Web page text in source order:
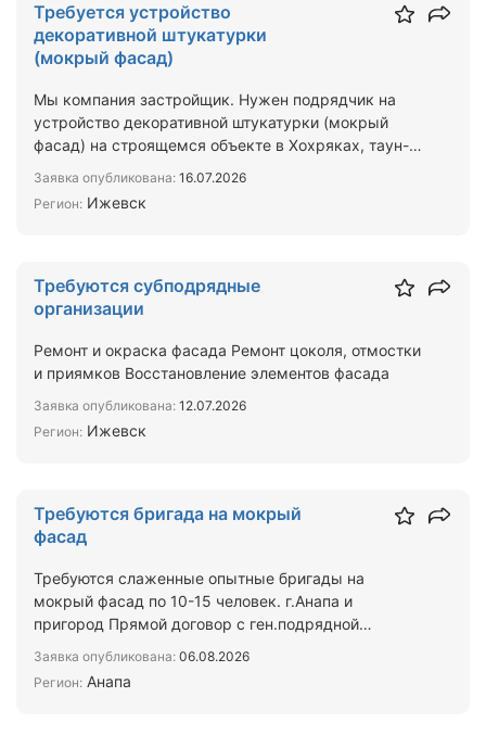
Требуется устройство
декоративной штукатурки
(мокрый фасад)
Мы компания застройщик. Нужен подрядчик на
устройство декоративной штукатурки (мокрый
фасад) на строящемся объекте в Хохряках, таун-
Заявка опубликована: 16.07.2026
Регион: Ижевск
Требуются субподрядные
организации
Ремонт и окраска фасада Ремонт цоколя, отмостки
и приямков Восстановление элементов фасада
Заявка опубликована: 12.07.2026
Регион: Ижевск
Требуются бригада на мокрый
фасад
Требуются слаженные опытные бригады на
мокрый фасад по 10-15 человек. г.Анапа и
пригород Прямой договор с ген.подрядной
Заявка опубликована: 06.08.2026
Регион: Анапа